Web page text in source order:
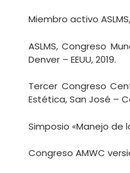
Miembro activo ASLMS,
ASLMS, Congreso
Denver – EEUU, 2019.
Tercer Congreso
Estética, San José –
Simposio «Manejo de
Congreso AMWC